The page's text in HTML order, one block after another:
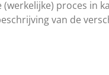
proces in
van de